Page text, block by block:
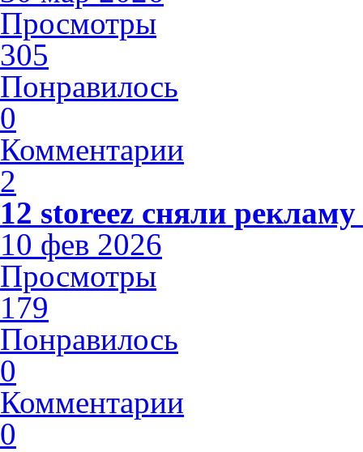
Просмотры
305
Понравилось
0
Комментарии
2
12 storeez сняли
10 фев 2026
Просмотры
179
Понравилось
0
Комментарии
0